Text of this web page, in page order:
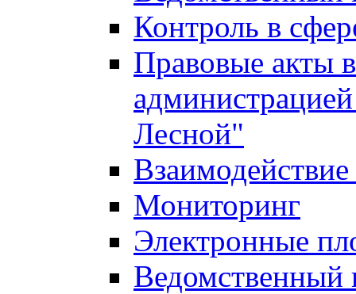
Контроль в
Правовые акты
Лесной"
Мониторинг
Электронные
Ведомственный